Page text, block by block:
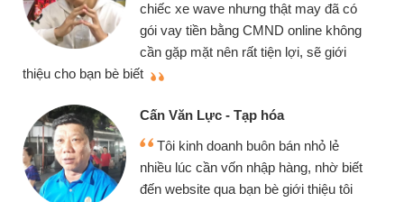
chiếc xe wave nhưng thật may đã có
gói vay tiền bằng CMND online không
cần gặp mặt nên rất tiện lợi, sẽ giới
thiệu cho bạn bè biết
Cấn Văn Lực - Tạp hóa
Tôi kinh doanh buôn bán nhỏ lẻ
nhiều lúc cần vốn nhập hàng, nhờ biết
đến website qua bạn bè giới thiệu tôi